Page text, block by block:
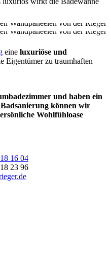
eine luxuriöse und
Eigentümer zu traumhaften
und haben ein
können wir
Wohlfühloase
16 04
23 96